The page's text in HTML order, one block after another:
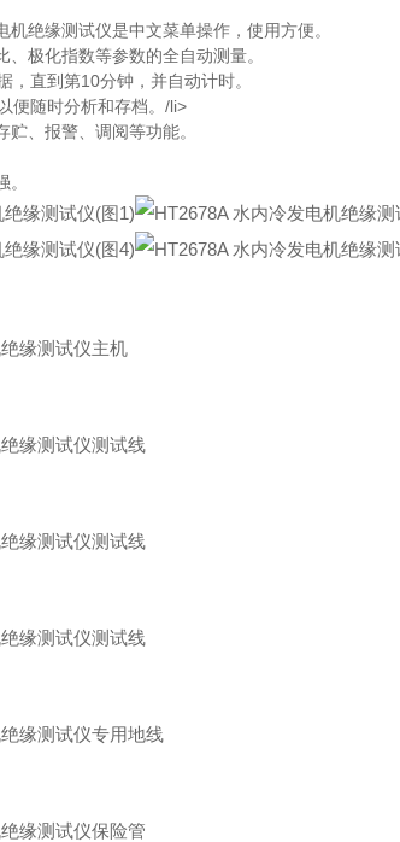
绝缘测试仪是中文菜单操作，使用方便。
极化指数等参数的全自动测量。
，直到第10分钟，并自动计时。
便随时分析和存档。/li>
、报警、调阅等功能。